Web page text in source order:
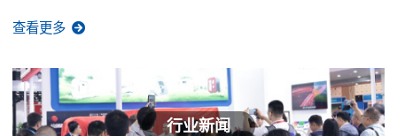
查看更多
行业新闻